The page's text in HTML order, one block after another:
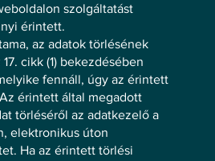
szolgáltatást
érintett.
az adatok törlésének
cikk (1) bekezdésében
fennáll, úgy az érintett
érintett által megadott
törléséről az adatkezelő a
elektronikus úton
Ha az érintett törlési